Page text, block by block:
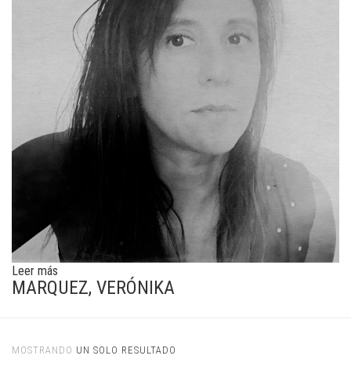
Leer más
MARQUEZ, VERÓNIKA
MOSTRANDO UN SOLO RESULTADO